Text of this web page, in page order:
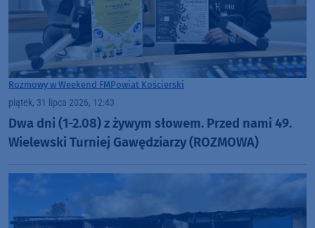
Rozmowy w Weekend FMPowiat Kościerski
piątek, 31 lipca 2026, 12:43
Dwa dni (1-2.08) z żywym słowem. Przed nami 49.
Wielewski Turniej Gawędziarzy (ROZMOWA)